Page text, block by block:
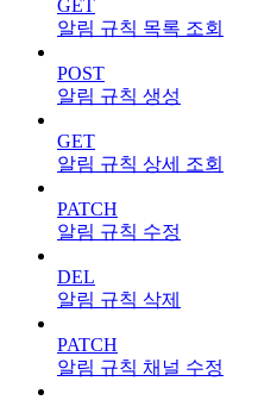
GET
알림 규칙 목록 조회
POST
알림 규칙 생성
GET
알림 규칙 상세 조회
PATCH
알림 규칙 수정
DEL
알림 규칙 삭제
PATCH
알림 규칙 채널 수정